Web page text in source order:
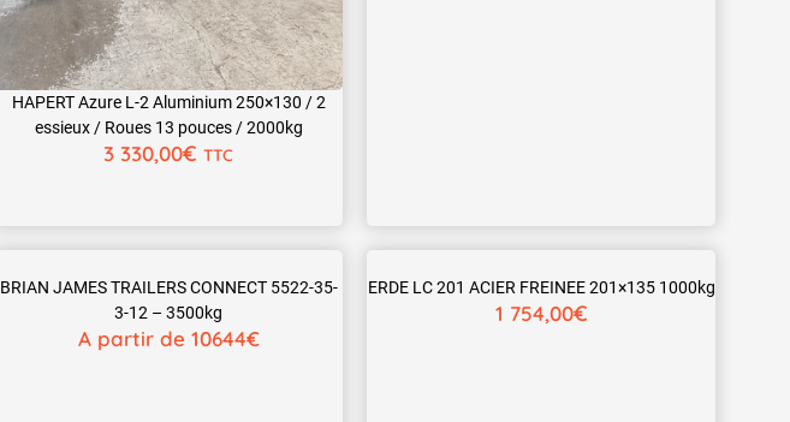
HAPERT Azure L-2 Aluminium 250×130 / 2
essieux / Roues 13 pouces / 2000kg
3 330,00€ TTC
BRIAN JAMES TRAILERS CONNECT 5522-35-
3-12 – 3500kg
A partir de 10644€
ERDE LC 201 ACIER FREINEE 201×135 1000kg
1 754,00€